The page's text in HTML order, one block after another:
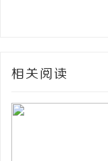
相关阅读